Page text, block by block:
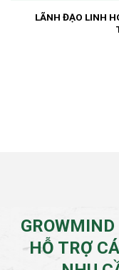
LÃNH ĐẠO LINH
HỖ TRỢ